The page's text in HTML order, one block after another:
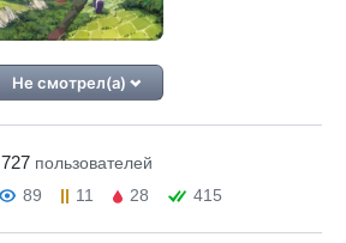
Не смотрел(а)
727 пользователей
89 11 28 415